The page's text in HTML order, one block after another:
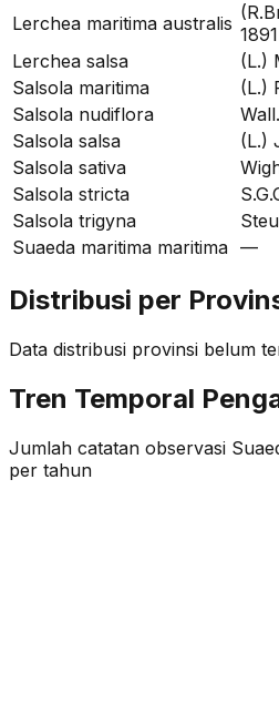
Lerchea maritima australis 1891
Lerchea salsa
(L.)
Salsola maritima
(L.)
Salsola nudiflora
Wall.
Salsola salsa
(L.)
Salsola sativa
Salsola stricta
Salsola trigyna
Suaeda maritima maritima —
Distribusi per
Data distribusi provinsi belum
Tren Temporal
Jumlah catatan observasi
per tahun